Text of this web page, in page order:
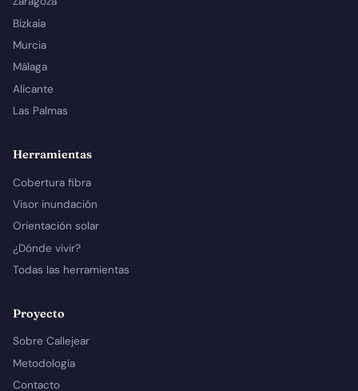
Bizkaia
Murcia
Málaga
Alicante
Las Palmas
Herramientas
Cobertura fibra
Visor inundación
Orientación solar
¿Dónde vivir?
Todas las herramientas
Proyecto
Sobre Callejear
Metodología
Contacto